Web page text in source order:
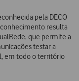
pela DECO
resulta
que permite a
testar a
em todo o território